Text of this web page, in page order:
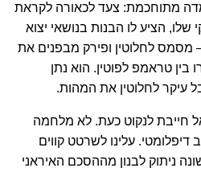
מתוחכמת: צעד לכאורה לקראת
הציע לו הבנות בנושאי יצוא
מסמס לחלוטין ופירק מבפנים את
בין טראמפ לפוטין. הוא נתן
עיקר לחלוטין את המהות.
חייבת לנקוט כעת. לא מלחמה
עלינו לשרטט קווים
ניתוק לבנון מההסכם האיראני